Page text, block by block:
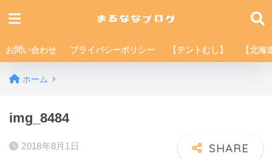
お問い合わせ プライバシーポリシー 【テントむし】 【北海
ホーム
img_8484
2018年8月1日